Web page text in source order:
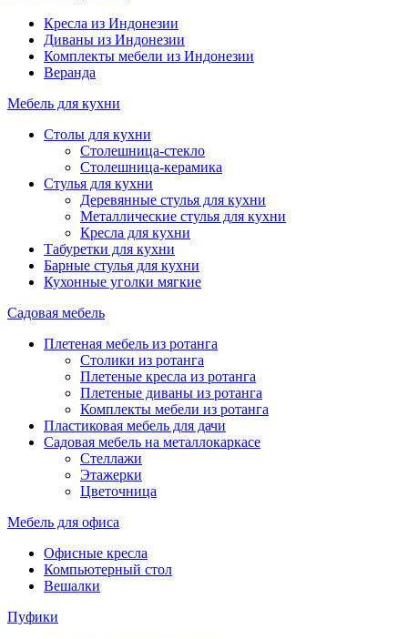
Кресла из Индонезии
Диваны из Индонезии
Комплекты мебели из Индонезии
Веранда
Мебель для кухни
Столы для кухни
Столешница-стекло
Столешница-керамика
Стулья для кухни
Деревянные стулья для кухни
Металлические стулья для кухни
Кресла для кухни
Табуретки для кухни
Барные стулья для кухни
Кухонные уголки мягкие
Садовая мебель
Плетеная мебель из ротанга
Столики из ротанга
Плетеные кресла из ротанга
Плетеные диваны из ротанга
Комплекты мебели из ротанга
Пластиковая мебель для дачи
Садовая мебель на металлокаркасе
Стеллажи
Этажерки
Цветочница
Мебель для офиса
Офисные кресла
Компьютерный стол
Вешалки
Пуфики